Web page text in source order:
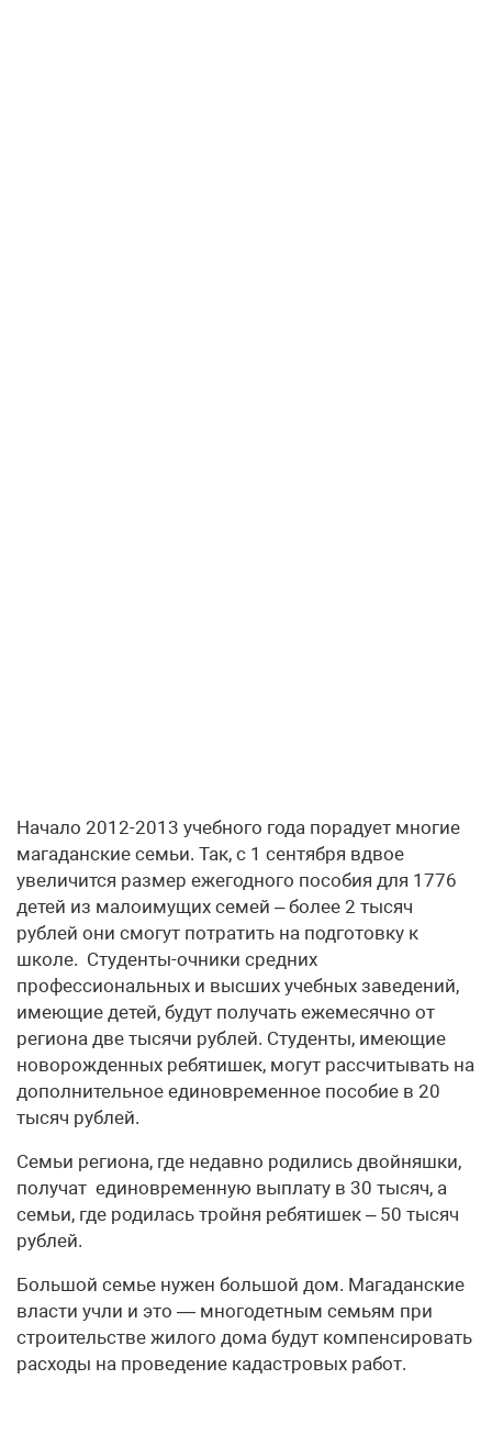
Начало 2012-2013 учебного года порадует многие
магаданские семьи. Так, с 1 сентября вдвое
увеличится размер ежегодного пособия для 1776
детей из малоимущих семей – более 2 тысяч
рублей они смогут потратить на подготовку к
школе. Студенты-очники средних
профессиональных и высших учебных заведений,
имеющие детей, будут получать ежемесячно от
региона две тысячи рублей. Студенты, имеющие
новорожденных ребятишек, могут рассчитывать на
дополнительное единовременное пособие в 20
тысяч рублей.
Семьи региона, где недавно родились двойняшки,
получат единовременную выплату в 30 тысяч, а
семьи, где родилась тройня ребятишек – 50 тысяч
рублей.
Большой семье нужен большой дом. Магаданские
власти учли и это — многодетным семьям при
строительстве жилого дома будут компенсировать
расходы на проведение кадастровых работ.